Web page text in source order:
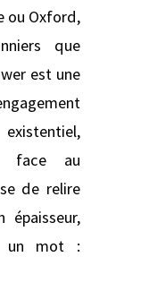
ou Oxford,
que
est une
face au
de relire
un mot :